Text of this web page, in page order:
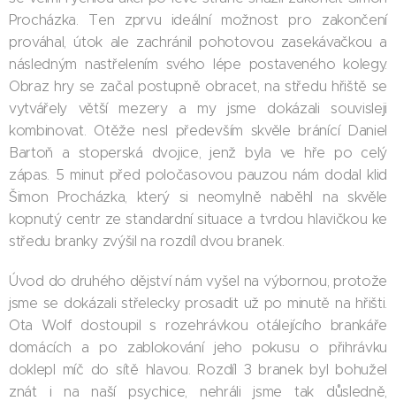
Procházka. Ten zprvu ideální možnost pro zakončení
prováhal, útok ale zachránil pohotovou zasekávačkou a
následným nastřelením svého lépe postaveného kolegy.
Obraz hry se začal postupně obracet, na středu hřiště se
vytvářely větší mezery a my jsme dokázali souvisleji
kombinovat. Otěže nesl především skvěle bránící Daniel
Bartoň a stoperská dvojice, jenž byla ve hře po celý
zápas. 5 minut před poločasovou pauzou nám dodal klid
Šimon Procházka, který si neomylně naběhl na skvěle
kopnutý centr ze standardní situace a tvrdou hlavičkou ke
středu branky zvýšil na rozdíl dvou branek.
Úvod do druhého dějství nám vyšel na výbornou, protože
jsme se dokázali střelecky prosadit už po minutě na hřišti.
Ota Wolf dostoupil s rozehrávkou otálejícího brankáře
domácích a po zablokování jeho pokusu o přihrávku
doklepl míč do sítě hlavou. Rozdíl 3 branek byl bohužel
znát i na naší psychice, nehráli jsme tak důsledně,